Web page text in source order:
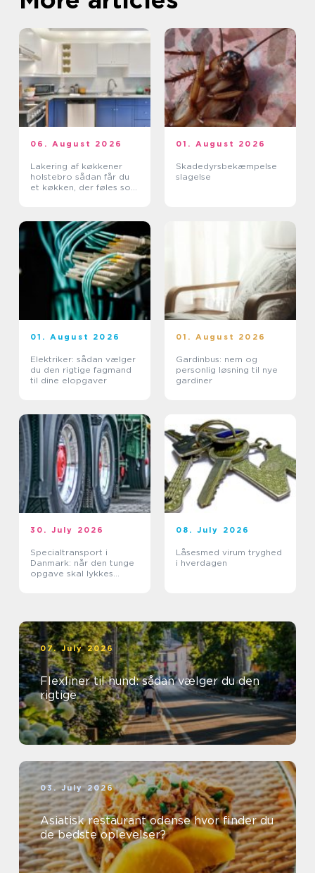
06. August 2026
Lakering af køkkener
holstebro sådan får du
et køkken, der føles som
01. August 2026
Skadedyrsbekæmpelse
slagelse
01. August 2026
Elektriker: sådan vælger
du den rigtige fagmand
til dine elopgaver
01. August 2026
Gardinbus: nem og
personlig løsning til nye
gardiner
30. July 2026
Specialtransport i
Danmark: når den tunge
opgave skal lykkes
08. July 2026
Låsesmed virum tryghed
i hverdagen
07. July 2026
Flexliner til hund: sådan vælger du den
rigtige
03. July 2026
Asiatisk restaurant odense hvor finder du
de bedste oplevelser?